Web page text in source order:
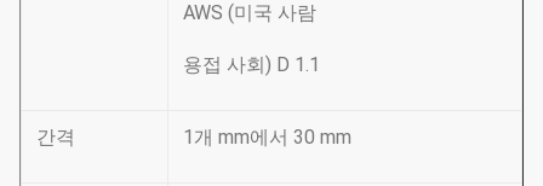
AWS (미국 사람
용접 사회) D 1.1
간격 1개 mm에서 30 mm